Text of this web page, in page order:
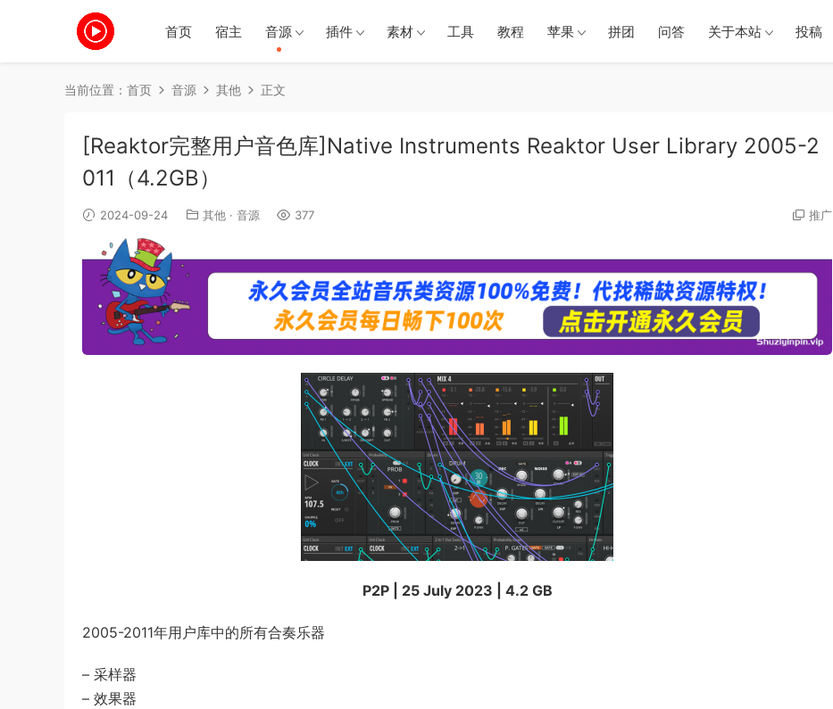
首页 宿主 音源 插件 素材 工具 教程 苹果 拼团 问答 关于本站 投稿
当前位置： 首页 音源 其他 正文
[Reaktor完整用户音色库]Native Instruments Reaktor User Library 2005-2
011（4.2GB）
2024-09-24 其他 · 音源 377 推广
P2P | 25 July 2023 | 4.2 GB
2005-2011年用户库中的所有合奏乐器
– 采样器
– 效果器